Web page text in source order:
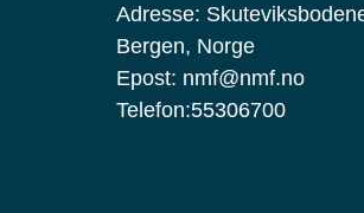
Adresse:
Bergen, Norge
Epost: nmf@nmf.no
Telefon:55306700